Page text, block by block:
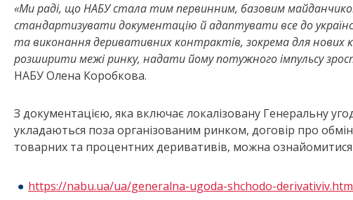
«Ми раді, що НАБУ стала тим первинним, базовим
стандартизувати документацію й адаптувати все до
та виконання деривативних контрактів, зокрема для нових
розширити межі ринку, надати йому потужного імпульсу
НАБУ Олена Коробкова.
З документацією, яка включає локалізовану Генеральну
укладаються поза організованим ринком, договір про
товарних та процентних деривативів, можна
https://nabu.ua/ua/generalna-ugoda-shchodo-